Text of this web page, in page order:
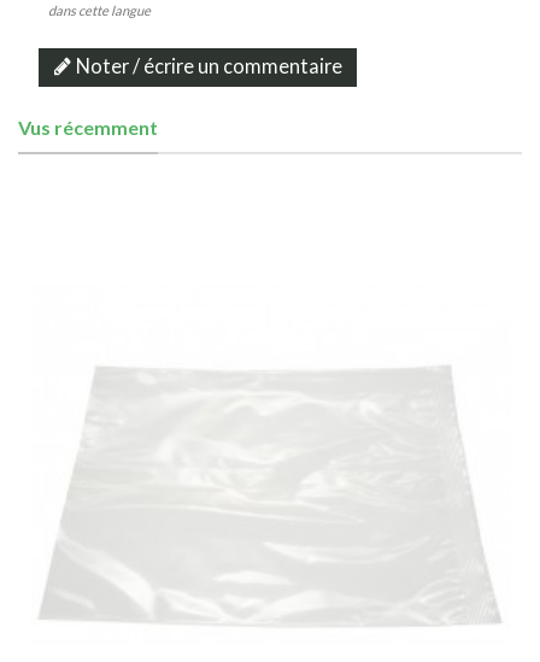
dans cette langue
Noter / écrire un commentaire
Vus récemment